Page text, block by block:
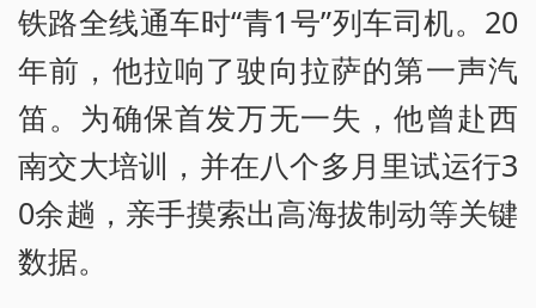
铁路全线通车时“青1号”列车司机。20
年前，他拉响了驶向拉萨的第一声汽
笛。为确保首发万无一失，他曾赴西
南交大培训，并在八个多月里试运行3
0余趟，亲手摸索出高海拔制动等关键
数据。